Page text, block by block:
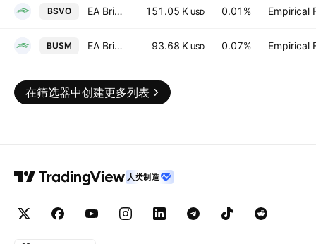
BSVO EA Bridgeway Omni Small-Cap Value ETF 151.05 K USD 0.01% Empirical
BUSM EA Bridgeway Ultra-Small Company Market ETF 93.68 K USD 0.07% Empirical
在筛选器中创建更多列表
人类制造